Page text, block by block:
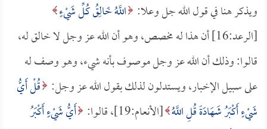
ويذكر هنا في قول الله جل وعلا: اللَّهُ خَالِقُ كُلِّ شَيْءٍ
[الرعد:16] أن هذا له مخصص، وهو أن الله عز وجل لا خالق له،
قالوا: وذلك أن الله عز وجل موصوف بأنه شيء، وهو وصف له
على سبيل الإخبار، ويستدلون لذلك بقول الله عز وجل: قُلْ أَيُّ
شَيْءٍ أَكْبَرُ شَهَادَةً قُلِ اللَّهُ [الأنعام:19]، قالوا:
أَيُّ شَيْءٍ أَكْبَرُ